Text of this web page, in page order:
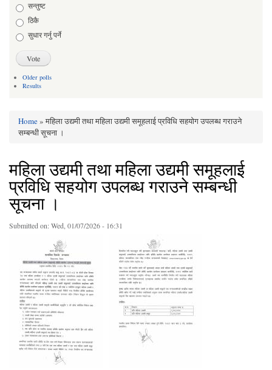
सन्तुष्ट
ठिकै
सुधार गर्नु पर्ने
Older polls
Results
You are here
Home» महिला उद्यमी तथा महिला उद्यमी समूहलाई प्रविधि सहयोग उपलब्ध गराउने
सम्बन्धी सूचना ।
महिला उद्यमी तथा महिला उद्यमी समूहलाई
प्रविधि सहयोग उपलब्ध गराउने सम्बन्धी
सूचना ।
Submitted on:Wed, 01/07/2026 - 16:31